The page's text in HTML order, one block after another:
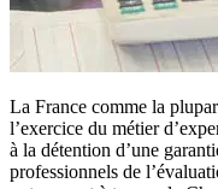
La France comme la
l’exercice du métier
à la détention d’une
professionnels de